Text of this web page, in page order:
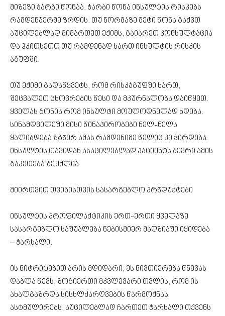
მიზეზი ჭარბი წონაა. ჭარბი წონა ინსულტის რისკებს
რამდენჯერმე ზრდის. თუ ნორმაზე მეტი წონა გაქვთ
აუცილებლად მიმართეთ ექიმს, გაიარეთ კონსულტაცია
და ჰკითხეთთ თუ რამდენად ხართ ინსულტის რისკის
ჯგუფში.
თუ ექიმი გადაწყვეტს, რომ რისკჯგუფში ხართ,
შეცვალეთ ცხოვრების წესი და მკურნალობა დაიწყეთ.
ყველას გონია რომ ინსულტი მოულოდნელად ხდება.
სინამდვილეში მისი წინაპირობები ნელ-ნელა
ყალიბდება ზგჯერ ამას რამდენიმე წელიც კი ჭირდება.
ინსულტის თავიდან ასაცილებლად პაციენტს ბევრი ამის
გაკეთება შეუძლია.
მიირთვით თვინისთვის სასარგებლო პრჯდუქტები
ინსულტის პროფილაქტიკის ერთ-ერთი ყველაზე
სასარგებლო საშუალება ნებისმიერ მაღზიაში იყიდება
– ჭარხალი.
ის ნიტრიტებით არის მდიდარი, ეს ნივთიერება წნევას
დაბლა წევს, ზოგიერთი მკვლევარი თვლის, რომ ის
ახალგაზრდა სისხლძარღვების წარმოქნას
ასტმულირებს. აუცილებლად ჩართეთ ჭარხალი თქვენს